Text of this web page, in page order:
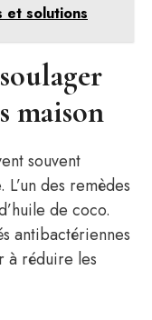
et solutions
maison
souvent
des remèdes
de coco.
antibactériennes
à réduire les